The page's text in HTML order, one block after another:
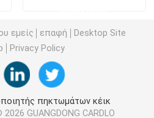
βελτιωτών κέικ
εμείς επαφή
Desktop Site
Privacy Policy
πηκτωμάτων κέικ
GUANGDONG CARDLO